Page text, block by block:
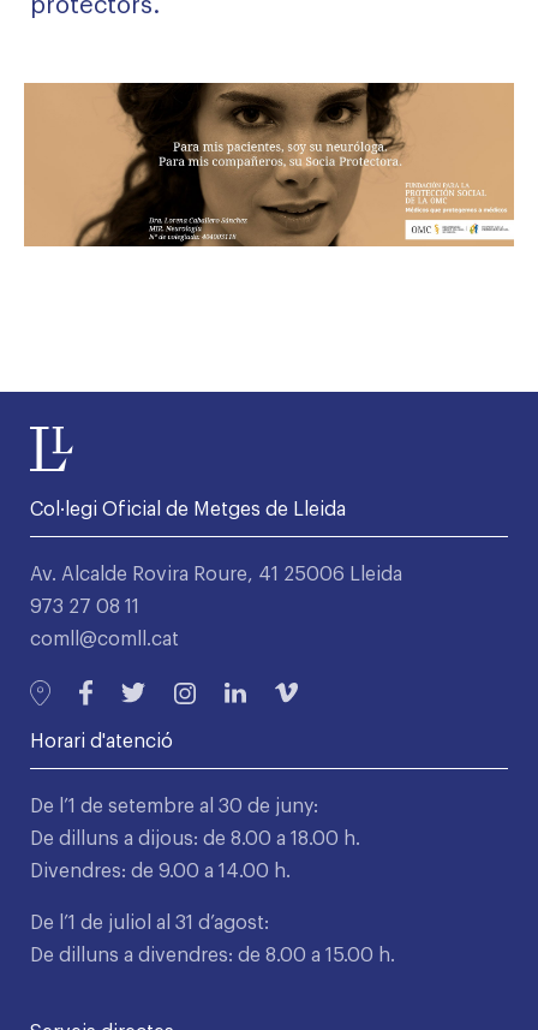
protectors.
Col·legi Oficial de Metges de Lleida
Av. Alcalde Rovira Roure, 41 25006 Lleida
973 27 08 11
comll@comll.cat
Horari d'atenció
De l’1 de setembre al 30 de juny:
De dilluns a dijous: de 8.00 a 18.00 h.
Divendres: de 9.00 a 14.00 h.
De l’1 de juliol al 31 d’agost:
De dilluns a divendres: de 8.00 a 15.00 h.